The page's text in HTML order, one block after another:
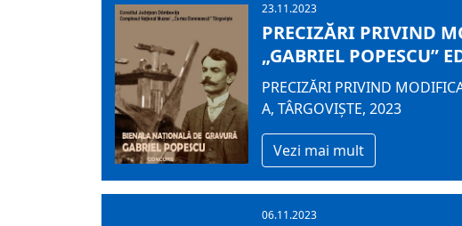
23.11.2023
PRECIZĂRI PRIVIND
„GABRIEL POPESCU”
PRECIZĂRI PRIVIND
A, TÂRGOVIȘTE, 2023
Vezi mai mult
06.11.2023